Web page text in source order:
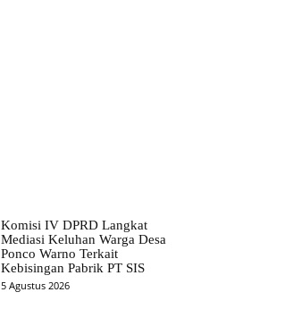
Komisi IV DPRD Langkat
Mediasi Keluhan Warga Desa
Ponco Warno Terkait
Kebisingan Pabrik PT SIS
5 Agustus 2026